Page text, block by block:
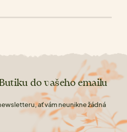
do vašeho emailu
ať vám neunikne žádná